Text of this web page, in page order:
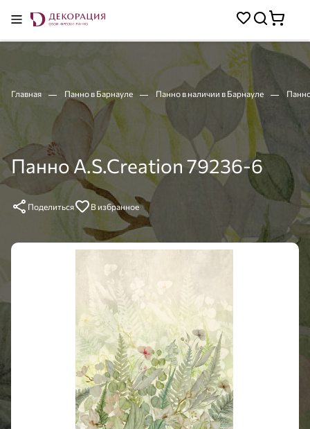
Главная Панно в Барнауле Панно в наличии в Барнауле
Панно A.S.Creation 79236-6
Поделиться В избранное